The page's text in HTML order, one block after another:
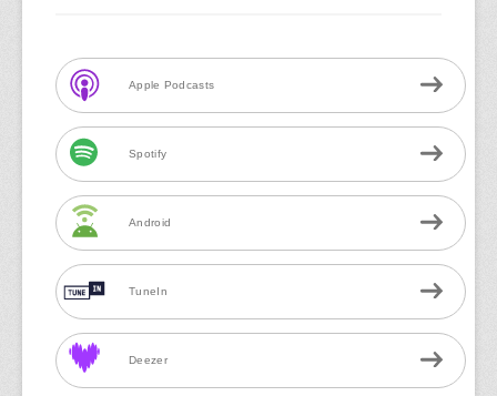
Apple Podcasts
Spotify
Android
TuneIn
Deezer